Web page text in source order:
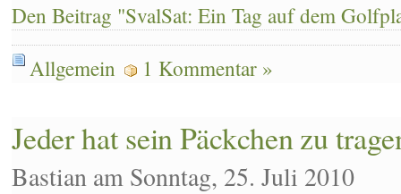
Den Beitrag "SvalSat: Ein Tag auf dem
Allgemein
1 Kommentar »
Jeder hat sein Päckchen zu
Bastian am Sonntag, 25. Juli 2010